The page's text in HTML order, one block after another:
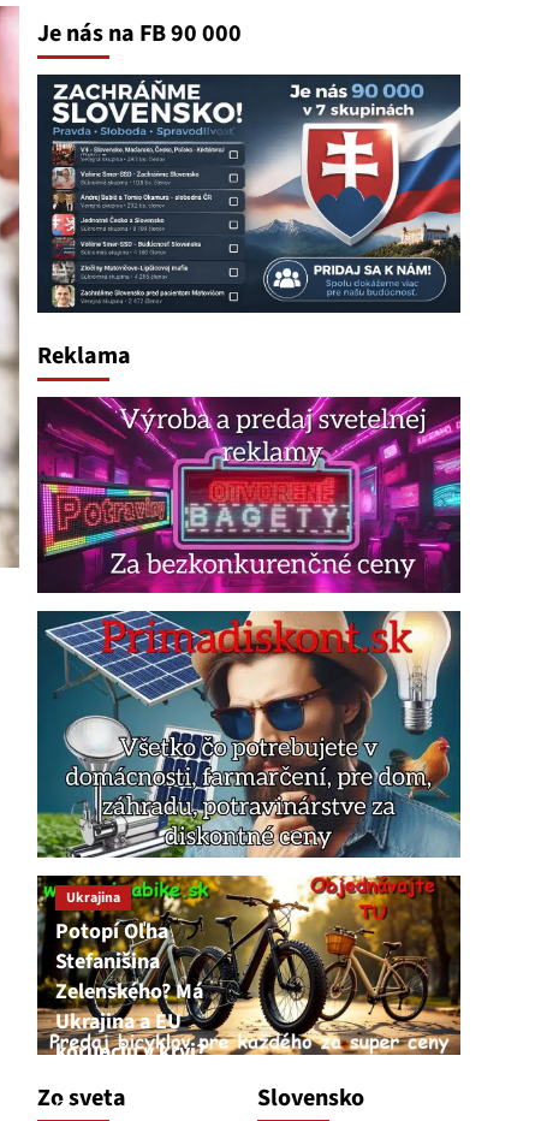
Je nás na FB 90 000
Reklama
Zo sveta
Ukrajina
Potopí Oľha
Stefanišina
Zelenského? Má
Ukrajina a EU
korupciu v krvi?
7. augusta 2026
Slovensko